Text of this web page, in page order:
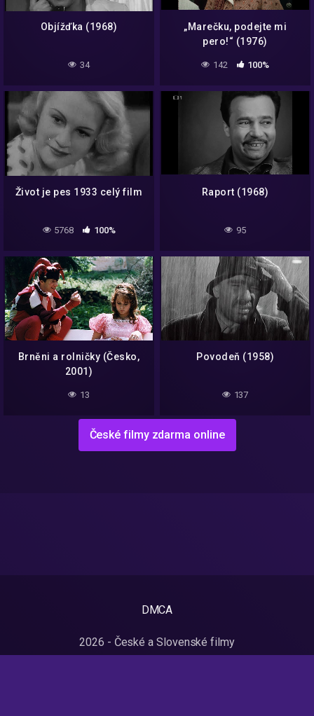
Objížďka (1968)
34
„Marečku, podejte mi
pero!“ (1976)
142 100%
Život je pes 1933 celý film
5768 100%
Raport (1968)
95
Brněni a rolničky (Česko,
2001)
13
Povodeň (1958)
137
České filmy zdarma online
DMCA
2026 - České a Slovenské filmy